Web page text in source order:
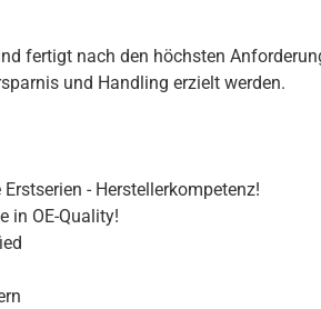
fertigt nach den höchsten
und Handling erzielt werden.
- Herstellerkompetenz!
in OE-Quality!